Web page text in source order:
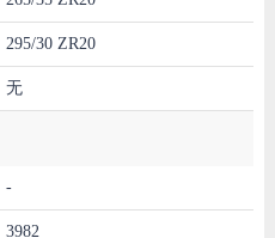
295/30 ZR20
无
-
3982